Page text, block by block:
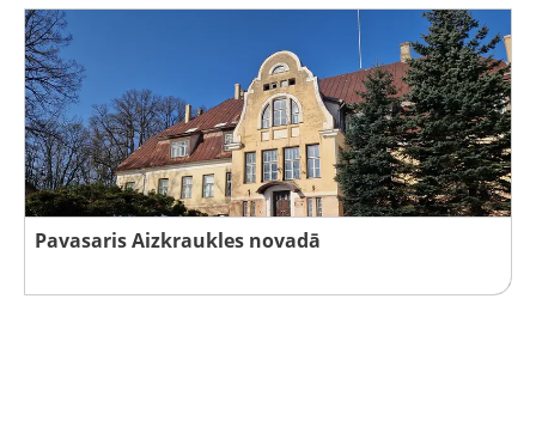
Pavasaris Aizkraukles novadā